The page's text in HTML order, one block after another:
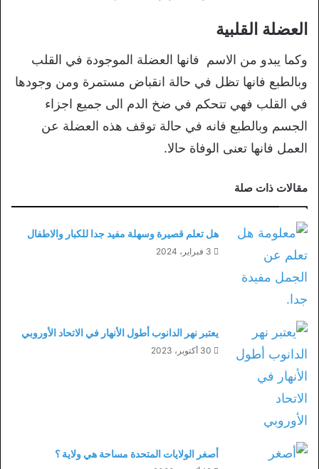
العضلة القلبية
وكما يبدو من الاسم فانها العضلة الموجودة في القلب
وبالطبع فانها تظل في حالة انقباض مستمرة ومن وجودها
في القلب فهي تتحكم في ضخ الدم الى جميع اجزاء
الجسم وبالطبع فانه في حالة توقف هذه العضلة عن
العمل فانها تعنى الوفاة حالا.
مقالات ذات صلة
هل تعلم قصيرة وسهلة مفيد جدا للكبار والاطفال
3 فبراير، 2024
يعتبر نهر الدانوب أطول الأنهار في الاتحاد الأوروبي
30 أكتوبر، 2023
أصغر الولايات المتحدة مساحة هي ولاية ؟